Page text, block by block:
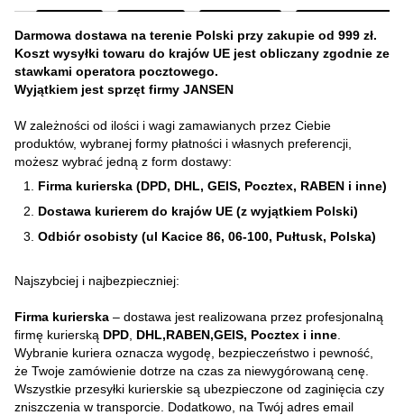
Darmowa dostawa na terenie Polski przy zakupie od 999 zł.
Koszt wysyłki towaru do krajów UE jest obliczany zgodnie ze
stawkami operatora pocztowego.
Wyjątkiem jest sprzęt firmy JANSEN
W zależności od ilości i wagi zamawianych przez Ciebie
produktów, wybranej formy płatności i własnych preferencji,
możesz wybrać jedną z form dostawy:
Firma kurierska (DPD, DHL, GEIS, Pocztex, RABEN i inne)
Dostawa kurierem do krajów UE (z wyjątkiem Polski)
Odbiór osobisty (ul Kacice 86, 06-100, Pułtusk, Polska)
Najszybciej i najbezpieczniej:
Firma kurierska – dostawa jest realizowana przez profesjonalną
firmę kurierską DPD DHL,RABEN,GEIS, Pocztex i inne
Wybranie kuriera oznacza wygodę, bezpieczeństwo i pewność,
że Twoje zamówienie dotrze na czas za niewygórowaną cenę.
Wszystkie przesyłki kurierskie są ubezpieczone od zaginięcia czy
zniszczenia w transporcie. Dodatkowo, na Twój adres email